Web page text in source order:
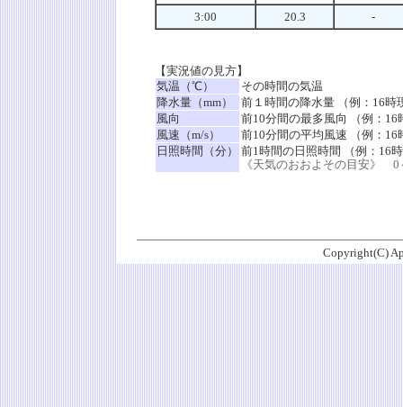
3:00
20.3 -
【実況値の見方】
気温（℃）
その時間の気温
降水量（mm）
前１時間の降水量 （例：16時
風向
前10分間の最多風向 （例：
風速（m/s）
前10分間の平均風速 （例：
日照時間（分）
前1時間の日照時間 （例：16
《天気のおおよその目安》
Copyright(C)